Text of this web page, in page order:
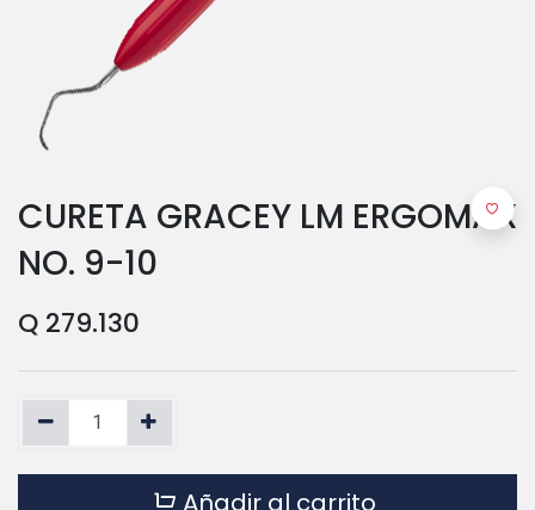
CURETA GRACEY LM ERGOMAX
NO. 9-10
Q 279.130
Añadir al carrito